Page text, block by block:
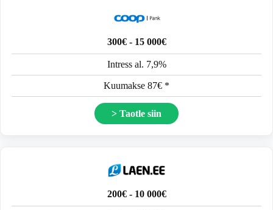
300€ - 15 000€
Intress al. 7,9%
Kuumakse 87€ *
> Taotle siin
200€ - 10 000€